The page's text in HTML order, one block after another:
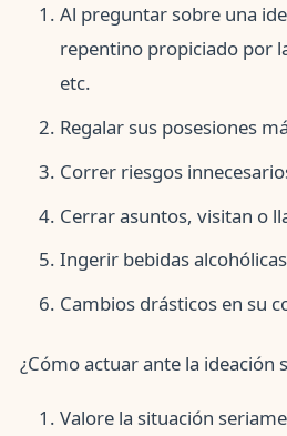
Al preguntar sobre una
repentino propiciado por
etc.
Regalar sus posesiones
Correr riesgos
Cerrar asuntos, visitan o
Ingerir bebidas
Cambios drásticos en su
¿Cómo actuar ante la ideación
Valore la situación